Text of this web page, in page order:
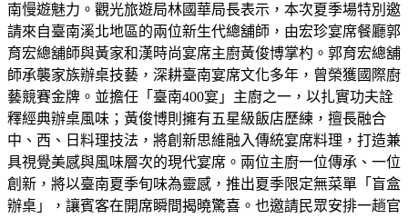
南慢遊魅力。觀光旅遊局林國華局長表示，本次夏季場特別邀
請來自臺南溪北地區的兩位新生代總舖師，由宏珍宴席餐廳郭
育宏總舖師與黃家和漢時尚宴席主廚黃俊博掌杓。郭育宏總舖
師承襲家族辦桌技藝，深耕臺南宴席文化多年，曾榮獲國際廚
藝競賽金牌。並擔任「臺南400宴」主廚之一，以扎實功夫詮
釋經典辦桌風味；黃俊博則擁有五星級飯店歷練，擅長融合
中、西、日料理技法，將創新思維融入傳統宴席料理，打造兼
具視覺美感與風味層次的現代宴席。兩位主廚一位傳承、一位
創新，將以臺南夏季旬味為靈感，推出夏季限定無菜單「盲盒
辦桌」，讓賓客在開席瞬間揭曉驚喜。也邀請民眾安排一趟官